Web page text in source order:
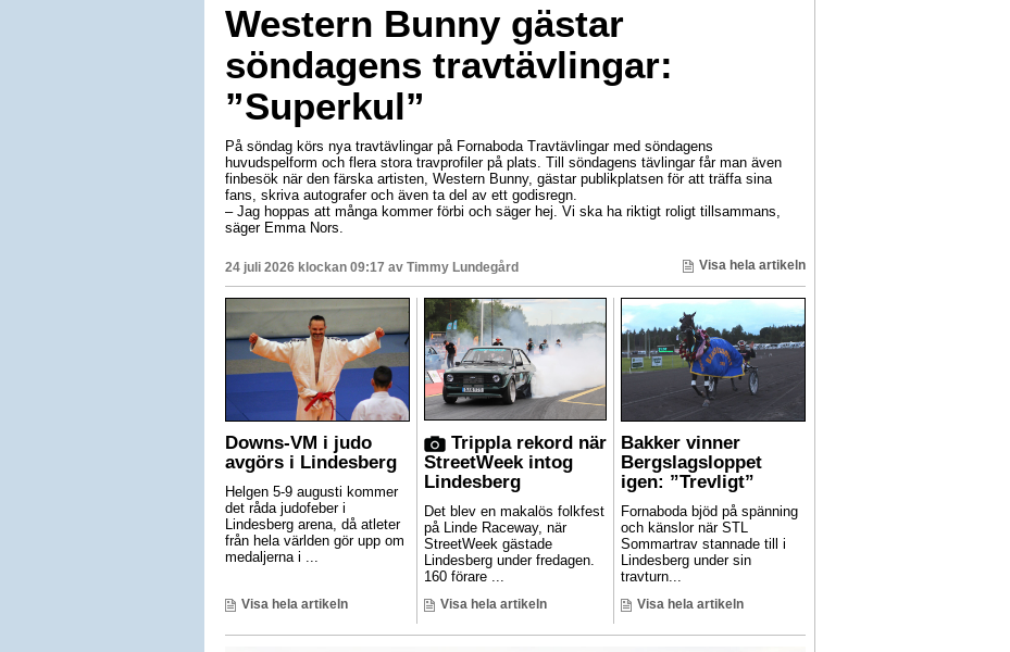
Western Bunny gästar
söndagens travtävlingar:
”Superkul”
På söndag körs nya travtävlingar på Fornaboda Travtävlingar med söndagens
huvudspelform och flera stora travprofiler på plats. Till söndagens tävlingar får man även
finbesök när den färska artisten, Western Bunny, gästar publikplatsen för att träffa sina
fans, skriva autografer och även ta del av ett godisregn.
– Jag hoppas att många kommer förbi och säger hej. Vi ska ha riktigt roligt tillsammans,
säger Emma Nors.
24 juli 2026 klockan 09:17 av Timmy Lundegård Visa hela artikeln
Downs-VM i judo
avgörs i Lindesberg
Helgen 5-9 augusti kommer
det råda judofeber i
Lindesberg arena, då atleter
från hela världen gör upp om
medaljerna i ...
Visa hela artikeln
Trippla rekord när
StreetWeek intog
Lindesberg
Det blev en makalös folkfest
på Linde Raceway, när
StreetWeek gästade
Lindesberg under fredagen.
160 förare ...
Visa hela artikeln
Bakker vinner
Bergslagsloppet
igen: ”Trevligt”
Fornaboda bjöd på spänning
och känslor när STL
Sommartrav stannade till i
Lindesberg under sin
travturn...
Visa hela artikeln